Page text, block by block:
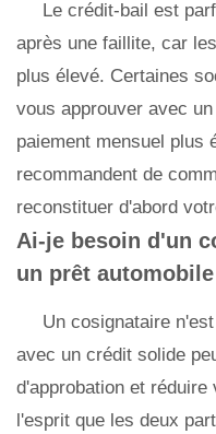
Le crédit-bail est
après une faillite, car
plus élevé. Certaines
vous approuver avec
paiement mensuel plus
recommandent de
reconstituer d'abord
Ai-je besoin d'un
un prêt
Un cosignataire
avec un crédit solide
d'approbation et
l'esprit que les deux